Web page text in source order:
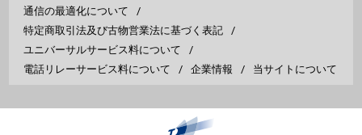
通信の最適化について
特定商取引法及び古物営業法に基づく表記
ユニバーサルサービス料について
電話リレーサービス料について
企業情報 当サイトについて